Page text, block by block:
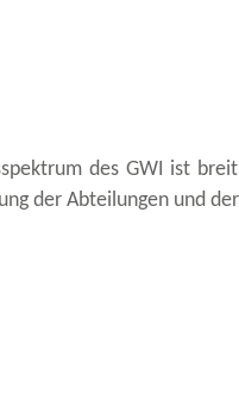
des GWI ist
der Abteilungen und